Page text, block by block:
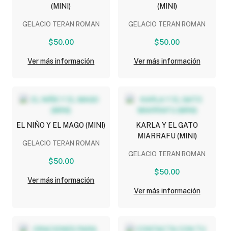
(MINI)
GELACIO TERAN ROMAN
$50.00
Ver más información
(MINI)
GELACIO TERAN ROMAN
$50.00
Ver más información
EL NIÑO Y EL MAGO (MINI)
GELACIO TERAN ROMAN
$50.00
Ver más información
KARLA Y EL GATO
MIARRAFU (MINI)
GELACIO TERAN ROMAN
$50.00
Ver más información